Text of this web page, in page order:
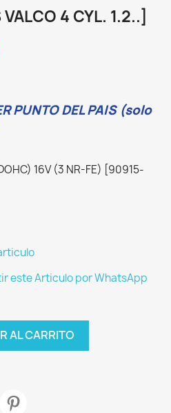
4 CYL. 1.2..]
PUNTO DEL PAIS (solo
16V (3 NR-FE) [90915-
este Articulo por WhatsApp
AL CARRITO